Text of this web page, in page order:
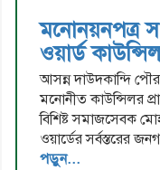
মনোনয়নপত্র
ওয়ার্ড
আসন্ন দাউদকান্দি
মনোনীত কাউন্সিলর
বিশিষ্ট সমাজসেবক
ওয়ার্ডের সর্বস্তরের
পড়ুন...